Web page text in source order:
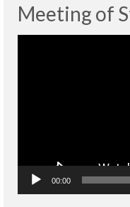
Meeting of
00:00